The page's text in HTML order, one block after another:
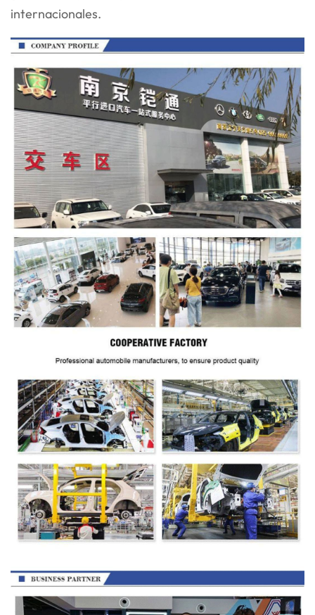
internacionales.